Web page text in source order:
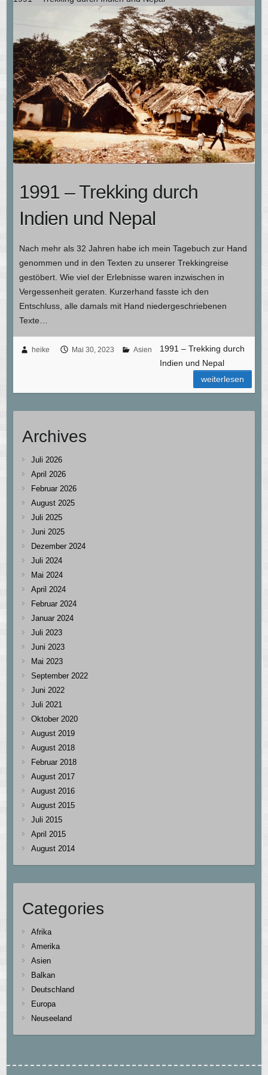
1991 – Trekking durch
Indien und Nepal
Nach mehr als 32 Jahren habe ich mein Tagebuch zur Hand
genommen und in den Texten zu unserer Trekkingreise
gestöbert. Wie viel der Erlebnisse waren inzwischen in
Vergessenheit geraten. Kurzerhand fasste ich den
Entschluss, alle damals mit Hand niedergeschriebenen
Texte…
heike Mai 30, 2023 Asien
1991 – Trekking durch
Indien und Nepal
weiterlesen
Archives
Juli 2026
April 2026
Februar 2026
August 2025
Juli 2025
Juni 2025
Dezember 2024
Juli 2024
Mai 2024
April 2024
Februar 2024
Januar 2024
Juli 2023
Juni 2023
Mai 2023
September 2022
Juni 2022
Juli 2021
Oktober 2020
August 2019
August 2018
Februar 2018
August 2017
August 2016
August 2015
Juli 2015
April 2015
August 2014
Categories
Afrika
Amerika
Asien
Balkan
Deutschland
Europa
Neuseeland